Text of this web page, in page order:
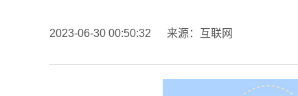
2023-06-30 00:50:32 来源：互联网